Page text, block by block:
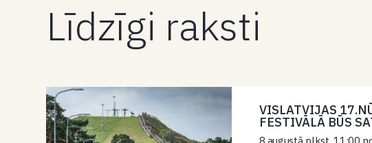
Līdzīgi raksti
VISLATVIJAS
FESTIVĀLĀ BŪS